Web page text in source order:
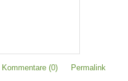
Kommentare (0) Permalink